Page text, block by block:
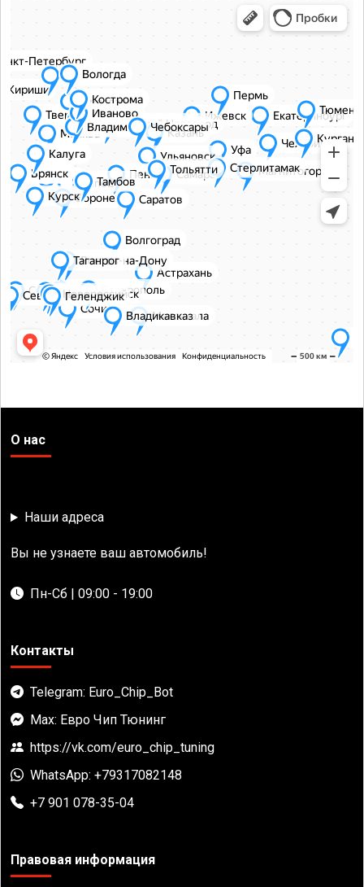
О нас
Наши адреса
Вы не узнаете ваш автомобиль!
Пн-Сб | 09:00 - 19:00
Контакты
Telegram: Euro_Chip_Bot
Max: Евро Чип Тюнинг
https://vk.com/euro_chip_tuning
WhatsApp: +79317082148
+7 901 078-35-04
Правовая информация